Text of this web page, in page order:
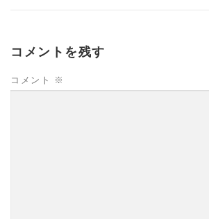
コメントを残す
コメント ※